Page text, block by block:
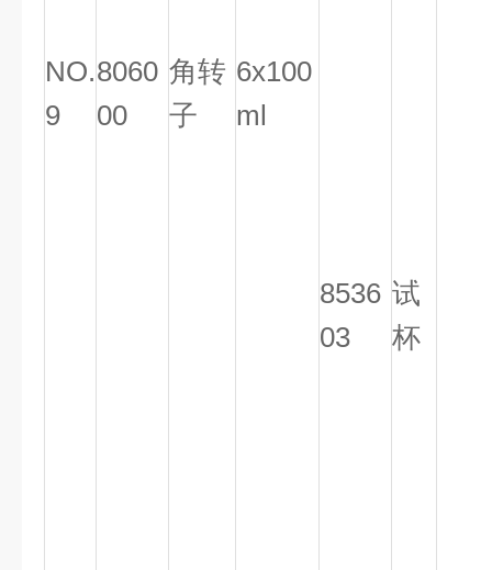
NO.
9
8060
00
角转
子
6x100
ml
8536
03
试
杯